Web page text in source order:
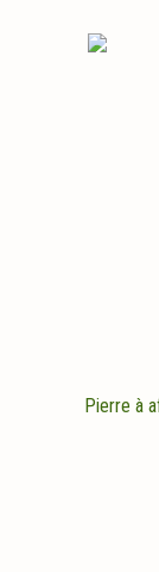
Pierre à